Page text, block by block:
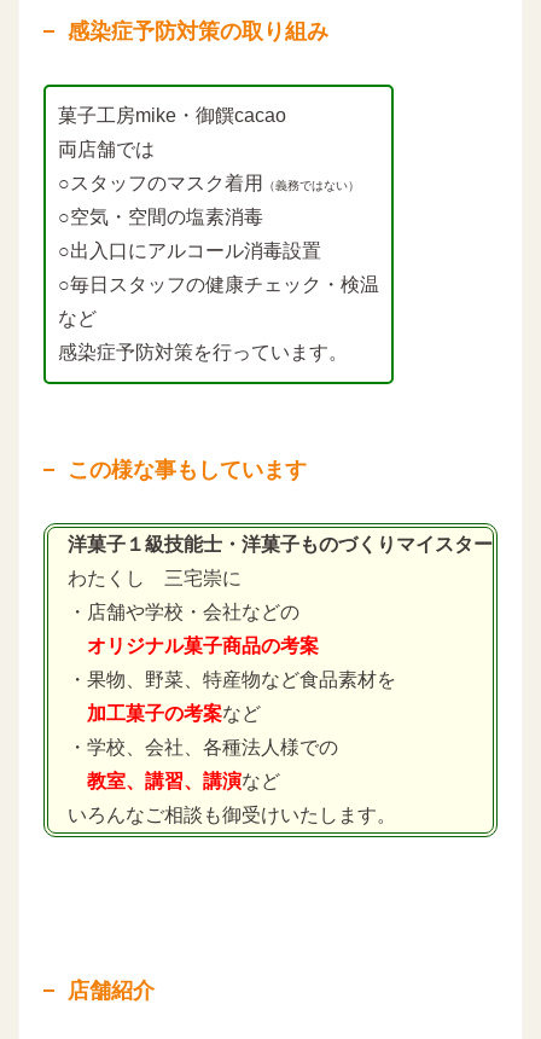
感染症予防対策の取り組み
菓子工房mike・御饌cacao
両店舗では
○スタッフのマスク着用
（義務ではない）
○空気・空間の塩素消毒
○出入口にアルコール消毒設置
○毎日スタッフの健康チェック・検温
など
感染症予防対策を行っています。
この様な事もしています
洋菓子１級技能士・洋菓子ものづくりマイスター
わたくし 三宅崇に
・店舗や学校・会社などの
オリジナル菓子商品の考案
・果物、野菜、特産物など食品素材を
加工菓子の考案など
・学校、会社、各種法人様での
教室、講習、講演など
いろんなご相談も御受けいたします。
店舗紹介